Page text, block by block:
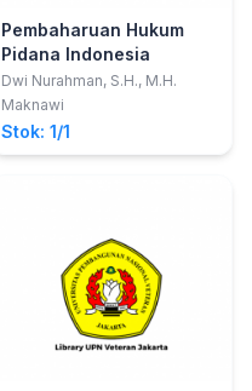
Pembaharuan Hukum
Pidana Indonesia
Dwi Nurahman, S.H., M.H.
Maknawi
Stok: 1/1